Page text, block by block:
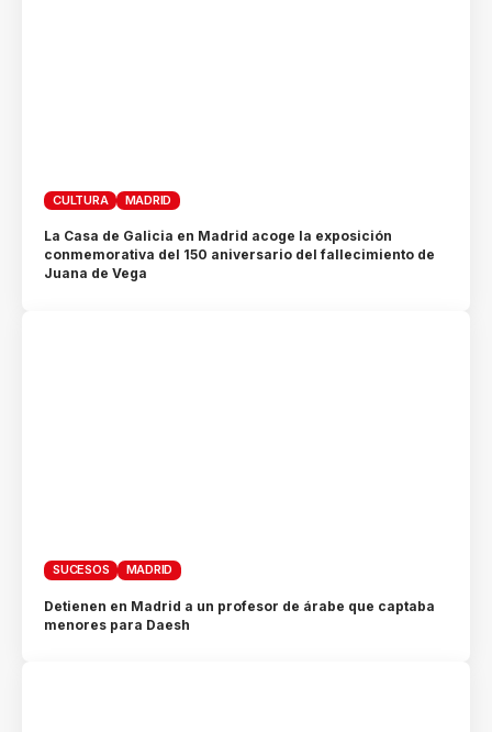
CULTURA MADRID
La Casa de Galicia en Madrid acoge la exposición
conmemorativa del 150 aniversario del fallecimiento de
Juana de Vega
SUCESOS MADRID
Detienen en Madrid a un profesor de árabe que captaba
menores para Daesh